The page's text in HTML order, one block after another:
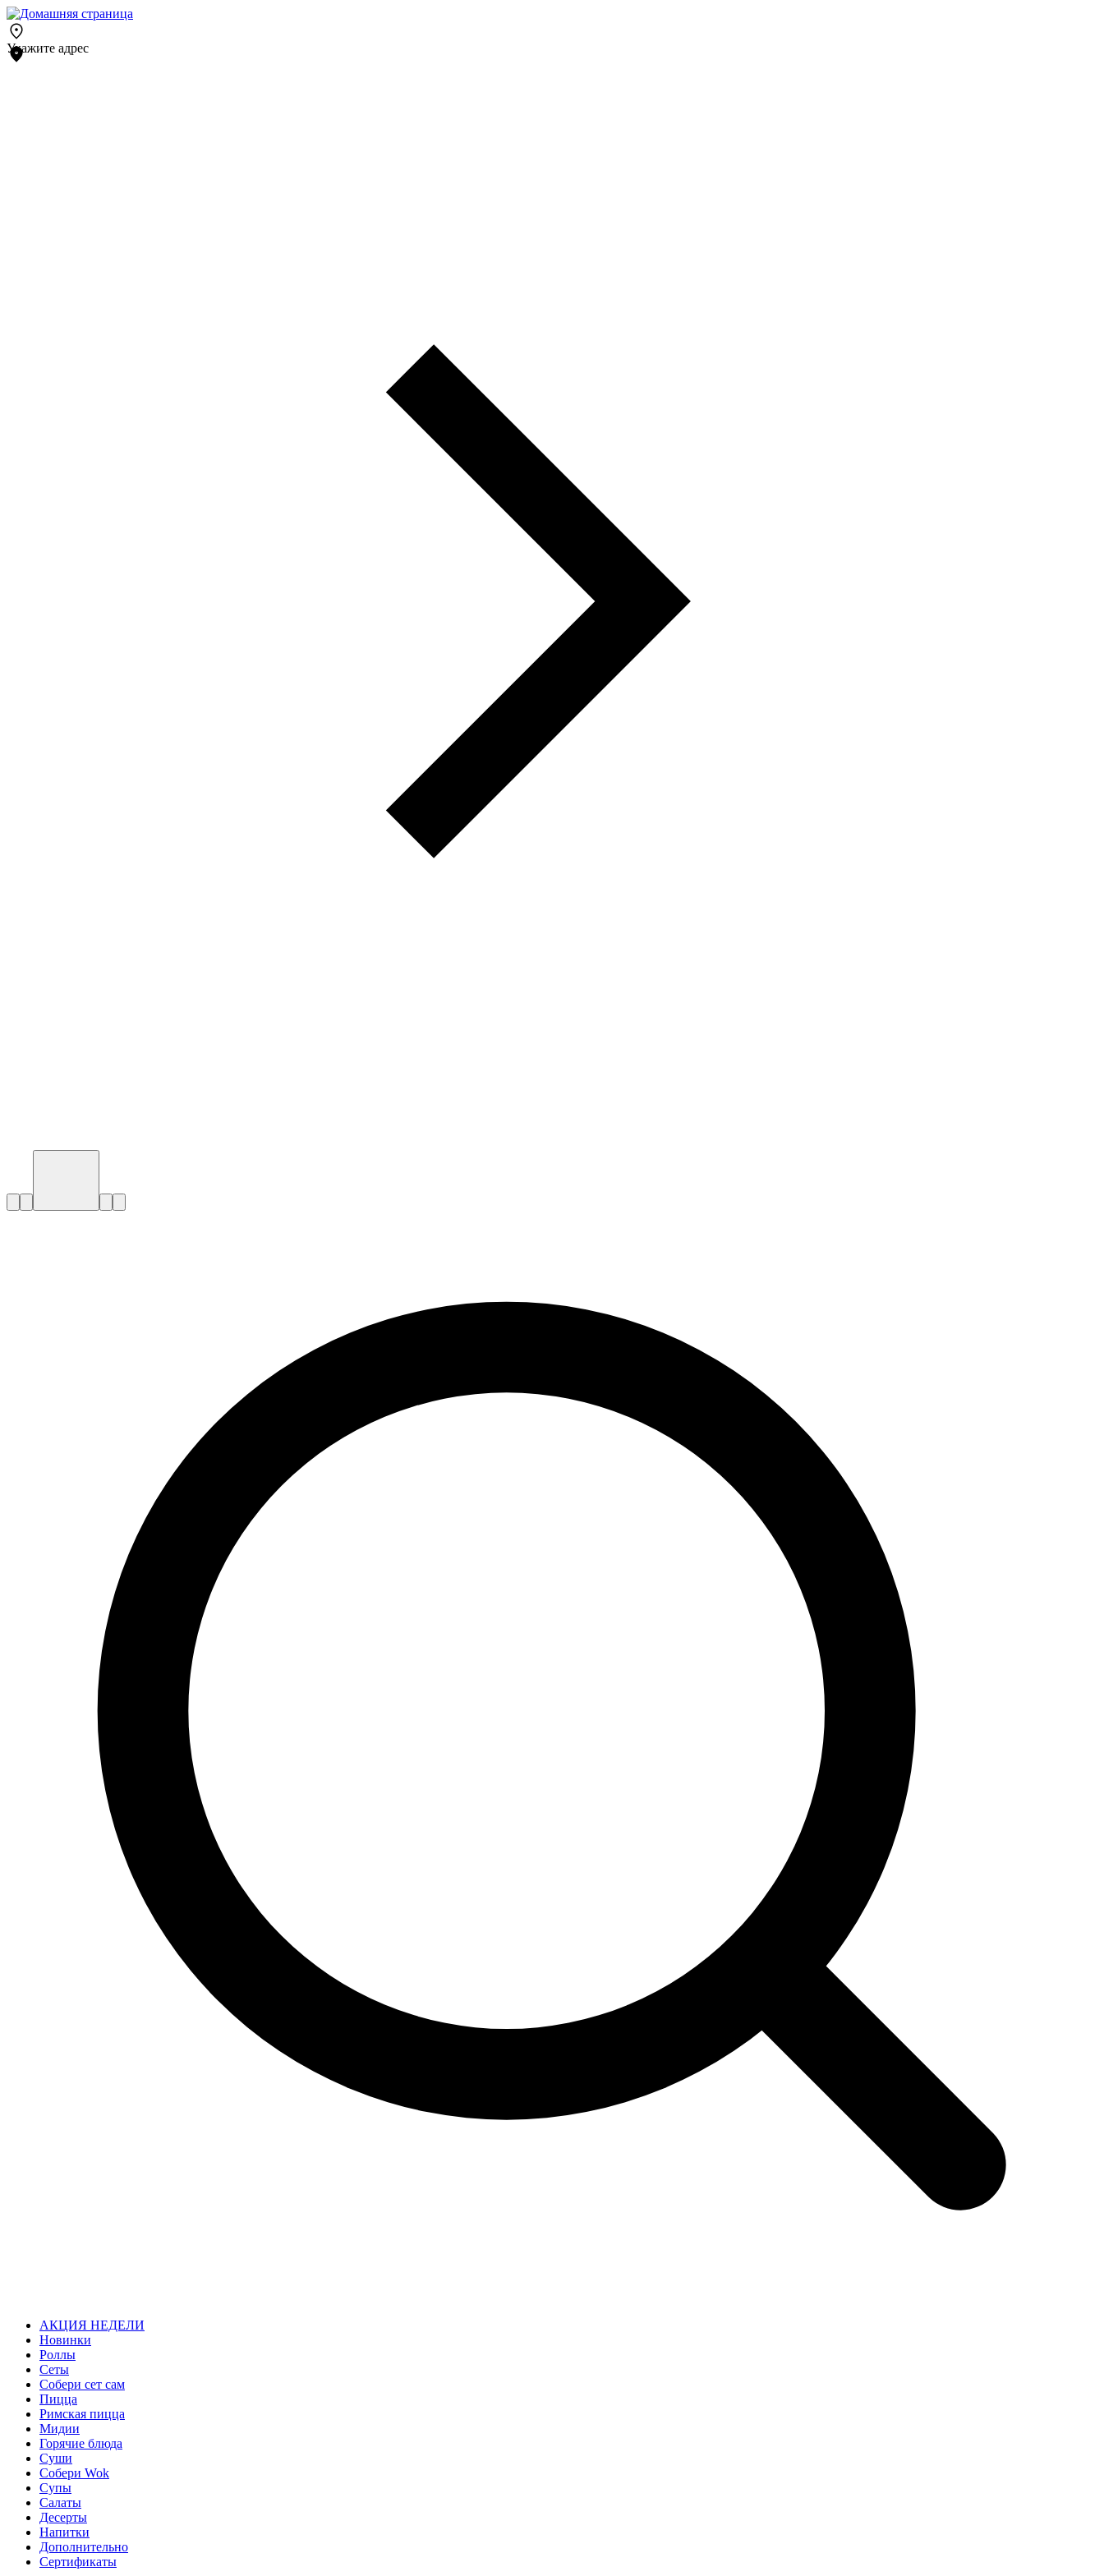
Укажите адрес
АКЦИЯ НЕДЕЛИ
Новинки
Роллы
Сеты
Собери сет сам
Пицца
Римская пицца
Мидии
Горячие блюда
Суши
Собери Wok
Супы
Салаты
Десерты
Напитки
Дополнительно
Сертификаты